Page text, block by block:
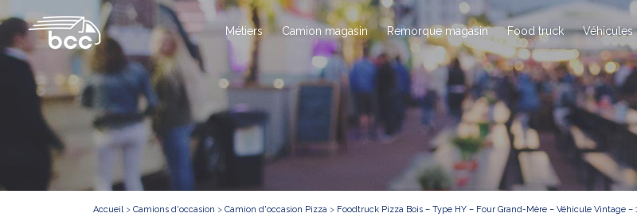
Métiers Camion magasin Remorque magasin Food truck Véhicules
Accueil> Camions d'occasion > Camion d'occasion Pizza > Foodtruck Pizza Bois – Type HY – Four Grand-Mère – Véhicule Vintage –